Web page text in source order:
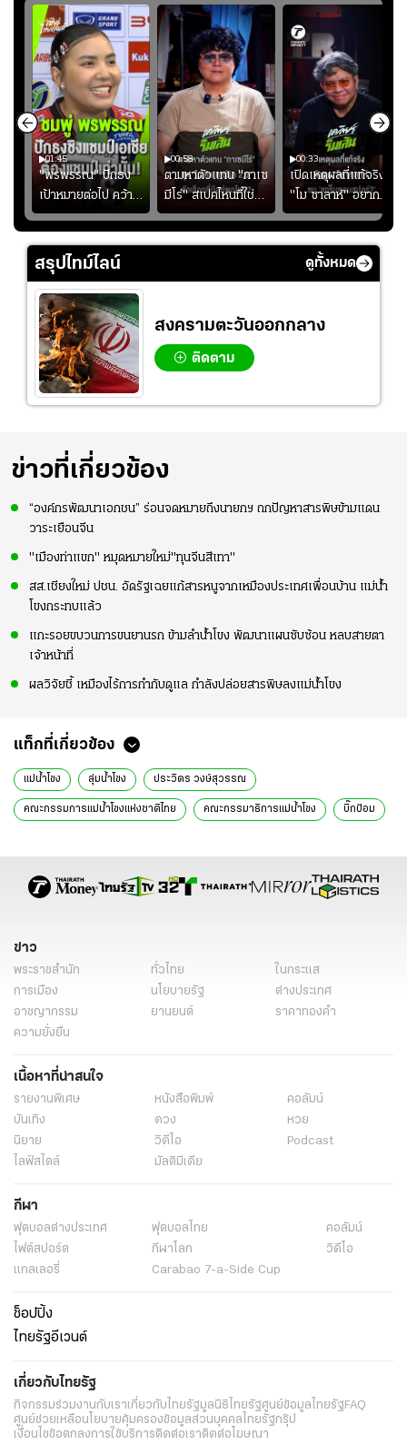
01:45
"พรพรรณ" ปักธง
เป้าหมายต่อไป คว้า
แชมป์ชิงแชมป์
เอเชีย เพื่อตั๋ว
โอลิมปิก
00:58
ตามหาตัวแทน "กาเซ
มีโร่" สเปคไหนที่ใช่
สำหรับแมนยูยุค
"คาร์ริค 2.0"?
00:33
เปิดเหตุผลที่แท้จริงที่
"โม ซาลาห์" อยาก
ย้ายซบ "แทร็บซอนส
ปอร์"
สรุปไทม์ไลน์ ดูทั้งหมด
สงครามตะวันออกกลาง
ติดตาม
ข่าวที่เกี่ยวข้อง
“องค์กรพัฒนาเอกชน” ร่อนจดหมายถึงนายกฯ ถกปัญหาสารพิษข้ามแดน
วาระเยือนจีน
"เมืองท่าแขก" หมุดหมายใหม่"ทุนจีนสีเทา"
สส.เชียงใหม่ ปชน. อัดรัฐเฉยแก้สารหนูจากเหมืองประเทศเพื่อนบ้าน แม่น้ำ
โขงกระทบแล้ว
แกะรอยขบวนการขนยานรก ข้ามลำน้ำโขง พัฒนาแผนซับซ้อน หลบสายตา
เจ้าหน้าที่
ผลวิจัยชี้ เหมืองไร้การกำกับดูแล กำลังปล่อยสารพิษลงแม่น้ำโขง
แท็กที่เกี่ยวข้อง
แม่น้ำโขง ลุ่มน้ำโขง ประวิตร วงษ์สุวรรณ
คณะกรรมการแม่น้ำโขงแห่งชาติไทย คณะกรรมาธิการแม่น้ำโขง บิ๊กป้อม
ข่าว
พระราชสำนัก ทั่วไทย
ในกระแส
การเมือง
นโยบายรัฐ
ต่างประเทศ
อาชญากรรม
ยานยนต์
ราคาทองคำ
ความยั่งยืน
เนื้อหาที่น่าสนใจ
รายงานพิเศษ หนังสือพิมพ์
คอลัมน์
บันเทิง
ดวง
หวย
นิยาย
วิดีโอ
Podcast
ไลฟ์สไตล์
มัลติมีเดีย
กีฬา
ฟุตบอลต่่างประเทศ ฟุตบอลไทย
คอลัมน์
ไฟต์สปอร์ต
กีฬาโลก
วิดีโอ
แกลเลอรี่
Carabao 7-a-Side Cup
ช็อปปิ้ง
ไทยรัฐอีเวนต์
เกี่ยวกับไทยรัฐ
กิจกรรมร่วมงานกับเราเกี่ยวกับไทยรัฐมูลนิธิไทยรัฐศูนย์ข้อมูลไทยรัฐFAQ
ศูนย์ช่วยเหลือนโยบายคุ้มครองข้อมูลส่วนบุคคลไทยรัฐกรุ๊ป
เงื่อนไขข้อตกลงการใช้บริการติดต่อเราติดต่อโฆษณา